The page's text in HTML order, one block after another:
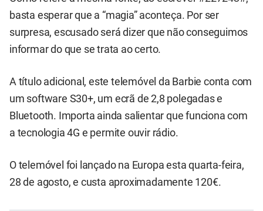
basta esperar que a “magia” aconteça. Por ser
surpresa, escusado será dizer que não conseguimos
informar do que se trata ao certo.
A título adicional, este telemóvel da Barbie conta com
um software S30+, um ecrã de 2,8 polegadas e
Bluetooth. Importa ainda salientar que funciona com
a tecnologia 4G e permite ouvir rádio.
O telemóvel foi lançado na Europa esta quarta-feira,
28 de agosto, e custa aproximadamente 120€.